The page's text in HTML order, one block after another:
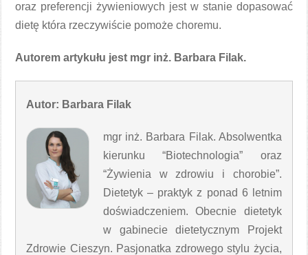
oraz preferencji żywieniowych jest w stanie dopasować
dietę która rzeczywiście pomoże choremu.
Autorem artykułu jest mgr inż. Barbara Filak.
Autor: Barbara Filak
mgr inż. Barbara Filak. Absolwentka
kierunku “Biotechnologia” oraz
“Żywienia w zdrowiu i chorobie”.
Dietetyk – praktyk z ponad 6 letnim
doświadczeniem. Obecnie dietetyk
w gabinecie dietetycznym Projekt
Zdrowie Cieszyn. Pasjonatka zdrowego stylu życia,